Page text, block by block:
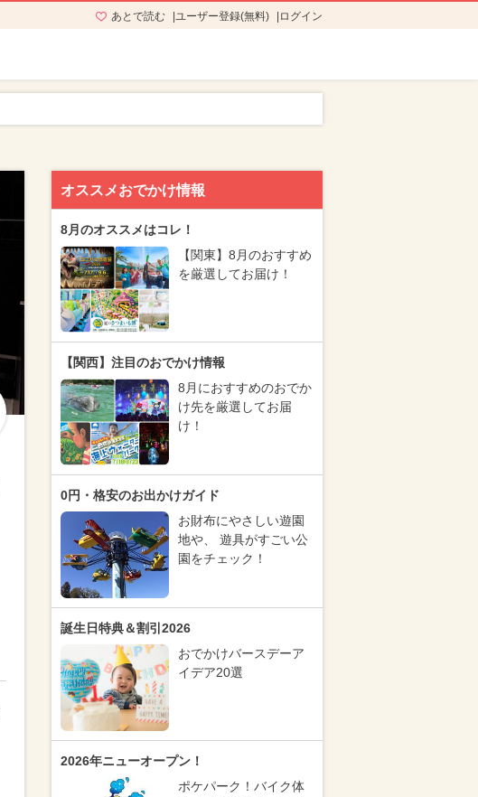
あとで読む ユーザー登録(無料) ログイン
オススメおでかけ情報
8月のオススメはコレ！
【関東】8月のおすすめ
を厳選してお届け！
【関西】注目のおでかけ情報
8月におすすめのおでか
け先を厳選してお届
け！
0円・格安のお出かけガイド
お財布にやさしい遊園
地や、 遊具がすごい公
園をチェック！
誕生日特典＆割引2026
おでかけバースデーア
イデア20選
2026年ニューオープン！
ポケパーク！バイク体